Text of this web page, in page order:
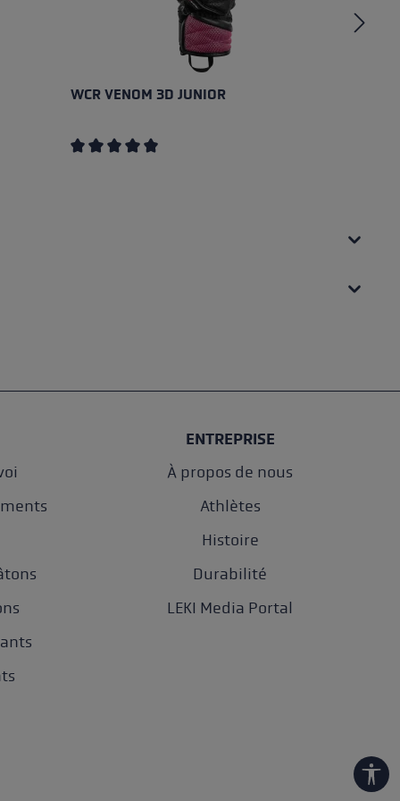
WCR VENOM 3D JUNIOR
ENTREPRISE
À propos de nous
Athlètes
Histoire
Durabilité
LEKI Media Portal